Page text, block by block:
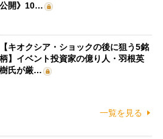
公開》10…
【キオクシア・ショックの後に狙う5銘
柄】イベント投資家の億り人・羽根英
樹氏が厳…
一覧を見る